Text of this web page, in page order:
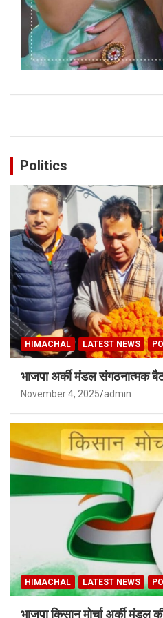
Politics
HIMACHAL LATEST NEWS
भाजपा अर्की मंडल संगठनात्मक
November 4, 2025 admin
HIMACHAL LATEST NEWS
भाजपा किसान मोर्चा अर्की मंडल